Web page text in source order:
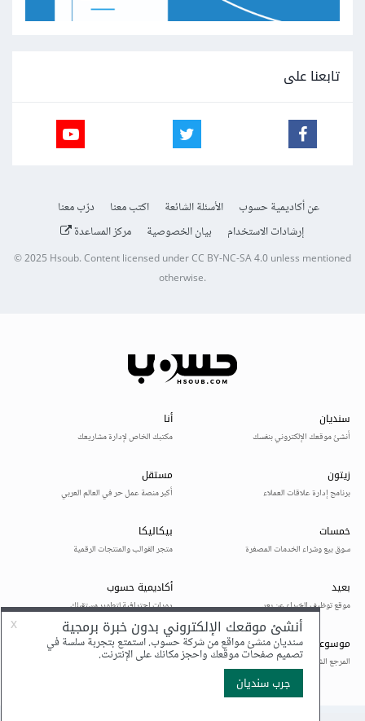
تابعنا على
عن أكاديمية حسوب الأسئلة الشائعة اكتب معنا
درّب معنا
إرشادات الاستخدام
بيان الخصوصية مركز المساعدة
© 2025Hsoub.Content licensed underCC BY-NC-SA 4.0unless mentioned
otherwise.